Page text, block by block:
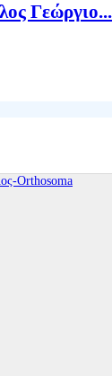
Γεώργιο...